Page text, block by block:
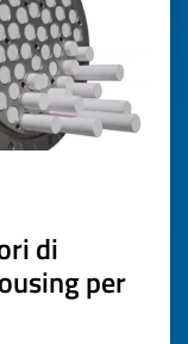
di
per